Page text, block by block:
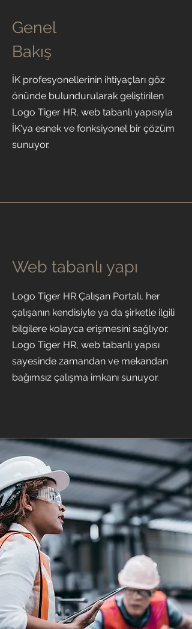
Genel
Bakış
İK profesyonellerinin ihtiyaçları göz
önünde bulundurularak geliştirilen
Logo Tiger HR, web tabanlı yapısıyla
İK'ya esnek ve fonksiyonel bir çözüm
sunuyor.
Web tabanlı yapı
Logo Tiger HR Çalışan Portalı, her
çalışanın kendisiyle ya da şirketle ilgili
bilgilere kolayca erişmesini sağlıyor.
Logo Tiger HR, web tabanlı yapısı
sayesinde zamandan ve mekandan
bağımsız çalışma imkanı sunuyor.